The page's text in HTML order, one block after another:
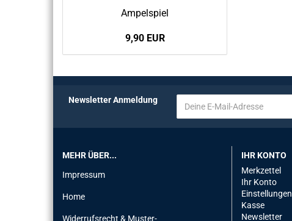
Am­pel­spiel
9,90 EUR
Newsletter Anmeldung
MEHR ÜBER...
Impressum
Home
Widerrufsrecht & Muster-
IHR KONTO
Merkzettel
Ihr Konto
Einstellungen
Kasse
Newsletter